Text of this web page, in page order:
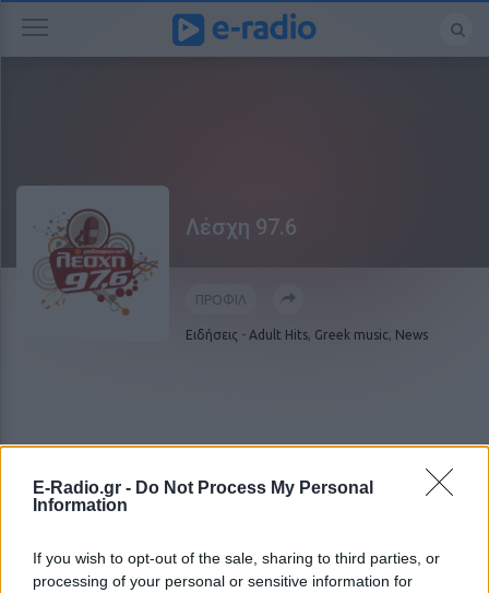
E-Radio.gr - Do Not Process My Personal
Information
If you wish to opt-out of the sale, sharing to third parties, or
processing of your personal or sensitive information for
Λέσχη 97.6
ΠΡΟΦΙΛ
Ειδήσεις - Adult Hits, Greek music, News